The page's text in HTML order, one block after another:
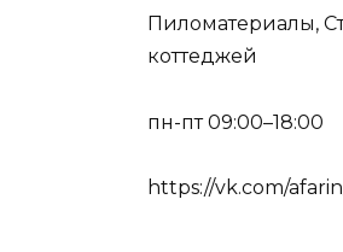
Пиломатериалы,
коттеджей
пн-пт 09:00–18:00
https://vk.com/